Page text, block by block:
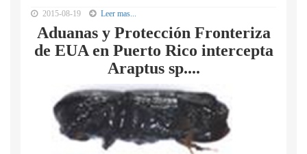
2015-08-19 Leer mas...
Aduanas y Protección Fronteriza
de EUA en Puerto Rico intercepta
Araptus sp....